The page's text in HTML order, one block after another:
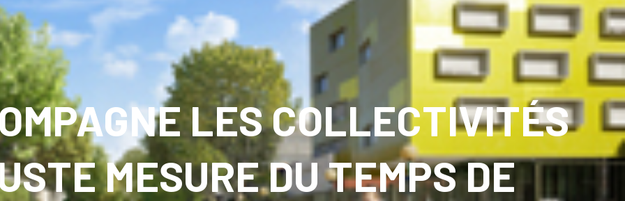
LES COLLECTIVITÉS
MESURE DU TEMPS DE